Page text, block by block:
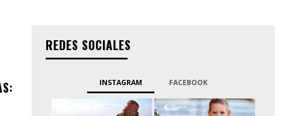
REDES SOCIALES
INSTAGRAM FACEBOOK